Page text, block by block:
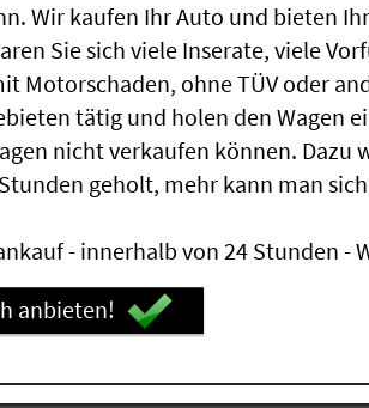
Wir kaufen Ihr Auto und bieten
Sie sich viele Inserate, viele
Motorschaden, ohne TÜV oder
tätig und holen den Wagen
nicht verkaufen können. Dazu
geholt, mehr kann man
- innerhalb von 24 Stunden -
anbieten!